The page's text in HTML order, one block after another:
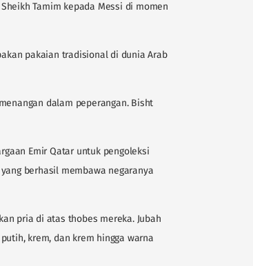
Tamim kepada Messi di momen
pakaian tradisional di dunia Arab
dalam peperangan. Bisht
Emir Qatar untuk pengoleksi
berhasil membawa negaranya
pria di atas thobes mereka. Jubah
krem, dan krem hingga warna